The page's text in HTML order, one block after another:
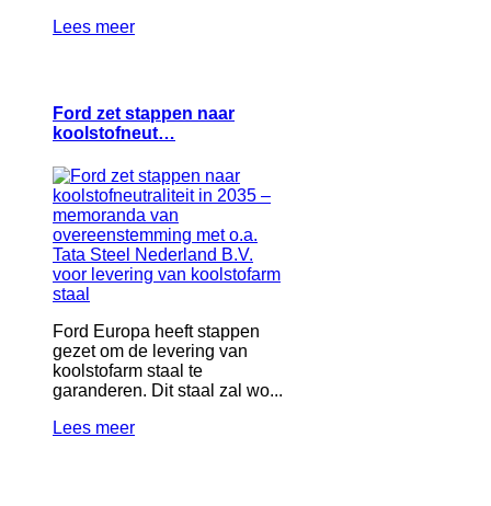
Lees meer
Ford zet stappen naar
koolstofneut…
Ford Europa heeft stappen
gezet om de levering van
koolstofarm staal te
garanderen. Dit staal zal wo...
Lees meer